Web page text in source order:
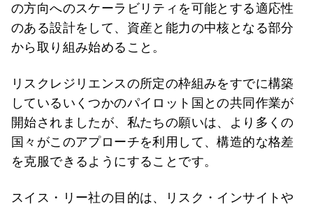
の方向へのスケーラビリティを可能とする適応性
のある設計をして、資産と能力の中核となる部分
から取り組み始めること。
リスクレジリエンスの所定の枠組みをすでに構築
しているいくつかのパイロット国との共同作業が
開始されましたが、私たちの願いは、より多くの
国々がこのアプローチを利用して、構造的な格差
を克服できるようにすることです。
スイス・リー社の目的は、リスク・インサイトや